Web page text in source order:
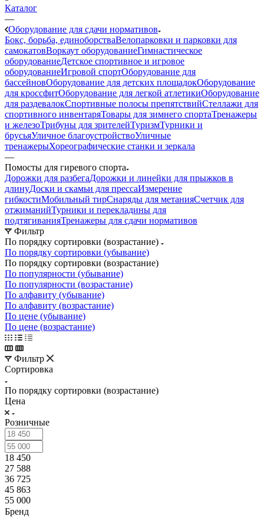
Каталог
—
Оборудование для сдачи нормативов
Бокс, борьба, единоборстваВелопарковки и парковки для
самокатовВоркаут оборудованиеГимнастическое
оборудованиеДетское спортивное и игровое
оборудованиеИгровой спортОборудование для
бассейновОборудование для детских площадокОборудование
для кроссфитОборудование для легкой атлетикиОборудование
для раздевалокСпортивные полосы препятствийСтеллажи для
спортивного инвентаряТовары для зимнего спортаТренажеры
и железоТрибуны для зрителейТуризмТурники и
брусьяУличное благоустройствоУличные
тренажерыХореографические станки и зеркала
—
Помосты для гиревого спорта
Дорожки для разбегаДорожки и линейки для прыжков в
длинуДоски и скамьи для прессаИзмерение
гибкостиМобильный тирСнаряды для метанияСчетчик для
отжиманийТурники и перекладины для
подтягиванияТренажеры для сдачи нормативов
Фильтр
По порядку сортировки (возрастание)
По порядку сортировки (убывание)
По порядку сортировки (возрастание)
По популярности (убывание)
По популярности (возрастание)
По алфавиту (убывание)
По алфавиту (возрастание)
По цене (убывание)
По цене (возрастание)
Фильтр
Сортировка
По порядку сортировки (возрастание)
Цена
Розничные
18 450
27 588
36 725
45 863
55 000
Бренд